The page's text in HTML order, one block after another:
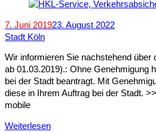
7. Juni 201923. August 2022
Stadt Köln
Wir informieren Sie nachstehend über
ab 01.03.2019).: Ohne Genehmigung
bei der Stadt beantragt. Mit
diese in Ihrem Auftrag bei der Stadt.
mobile
Weiterlesen